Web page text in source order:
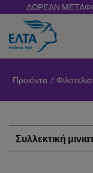
ΔΩΡΕΑΝ
Προιόντα /
Συλλεκτική